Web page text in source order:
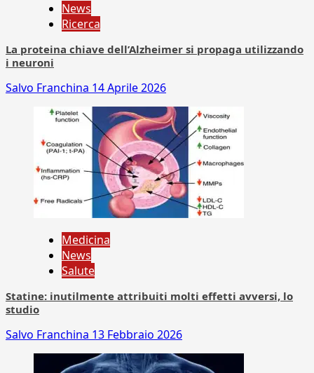
News
Ricerca
La proteina chiave dell’Alzheimer si propaga utilizzando
i neuroni
Salvo Franchina 14 Aprile 2026
Medicina
News
Salute
Statine: inutilmente attribuiti molti effetti avversi, lo
studio
Salvo Franchina 13 Febbraio 2026